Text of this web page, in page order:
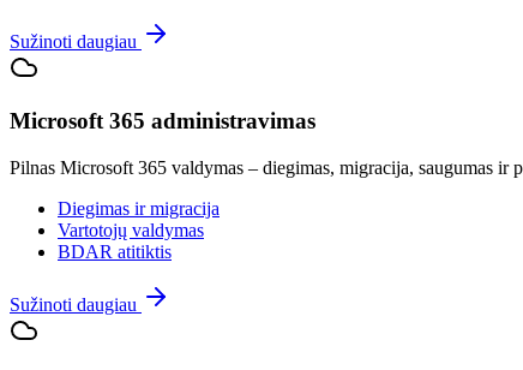
Sužinoti daugiau
Microsoft 365 administravimas
Pilnas Microsoft 365 valdymas – diegimas, migracija, saugumas ir
Diegimas ir migracija
Vartotojų valdymas
BDAR atitiktis
Sužinoti daugiau